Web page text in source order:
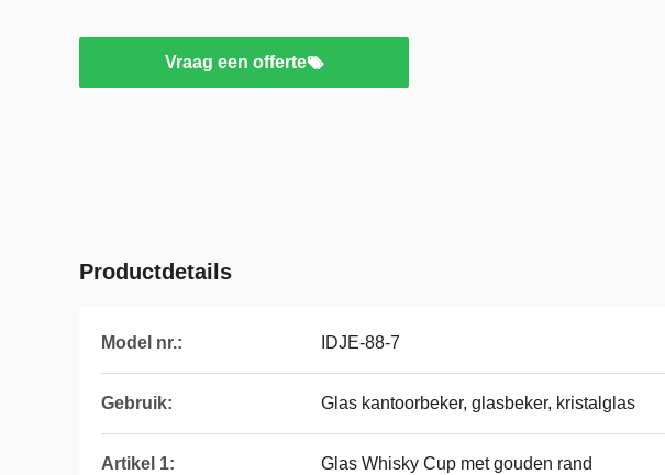
Vraag een offerte
Productdetails
Model nr.: IDJE-88-7
Gebruik: Glas kantoorbeker, glasbeker, kristalglas
Artikel 1: Glas Whisky Cup met gouden rand